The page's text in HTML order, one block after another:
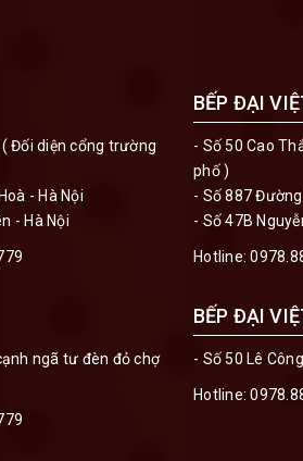
Đối diện cổng trường
- Hà Nội
- Hà Nội
BẾP ĐẠI
- Số 50 Cao
phố )
- Số 887
- Số 47B
Hotline:
ngã tư đèn đỏ chợ
BẾP ĐẠI
- Số 50 Lê
Hotline: